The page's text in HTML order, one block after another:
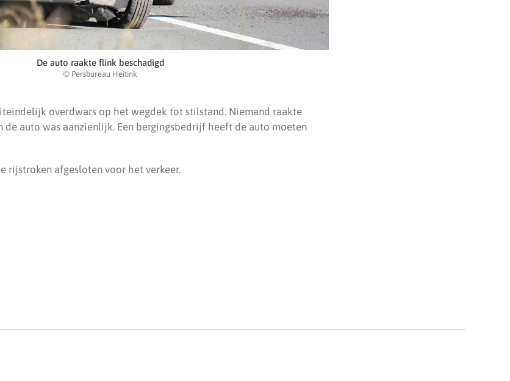
De auto raakte flink beschadigd
© Persbureau Heitink
overdwars op het wegdek tot stilstand. Niemand raakte
de auto was aanzienlijk. Een bergingsbedrijf heeft de auto moeten
rijstroken afgesloten voor het verkeer.